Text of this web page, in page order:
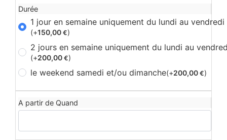
Durée
1 jour en semaine uniquement du lundi au vendredi
(+150,00 €)
2 jours en semaine uniquement du lundi au
(+200,00 €)
le weekend samedi et/ou dimanche(+200,00 €)
A partir de Quand